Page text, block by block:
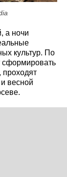
а ночи
культур. По
сформировать
проходят
весной